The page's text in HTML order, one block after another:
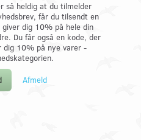
så heldig at du tilmelder
får du tilsendt en
giver dig 10% på hele din
Du får også en kode, der
dig 10% på nye varer -
Afmeld